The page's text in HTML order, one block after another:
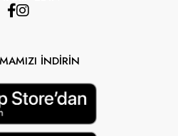
İNDİRİN